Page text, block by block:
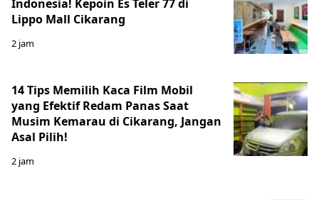
Indonesia! Kepoin Es Teler 77 di
Lippo Mall Cikarang
2 jam
14 Tips Memilih Kaca Film Mobil
yang Efektif Redam Panas Saat
Musim Kemarau di Cikarang, Jangan
Asal Pilih!
2 jam